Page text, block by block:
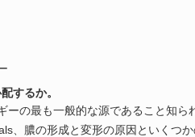
するか。
ーの最も一般的な源であること知
、膿の形成と変形の原因といくつ